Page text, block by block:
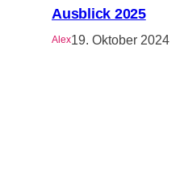
Ausblick 2025
Alex19. Oktober 2024